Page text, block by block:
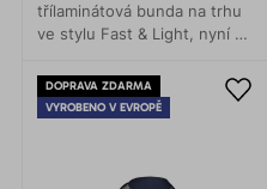
třílaminátová bunda na trhu
ve stylu Fast & Light, nyní z
Zajistí ochranu proti dešti s
minimální hmotností.
DOPRAVA ZDARMA
VYROBENO V EVROPĚ